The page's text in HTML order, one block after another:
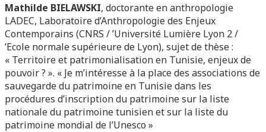
Mathilde BIELAWSKI, doctorante en anthropologie
LADEC, Laboratoire d’Anthropologie des Enjeux
Contemporains (CNRS / ’Université Lumière Lyon 2 /
’Ecole normale supérieure de Lyon), sujet de thèse :
« Territoire et patrimonialisation en Tunisie, enjeux de
pouvoir ? ». « Je m’intéresse à la place des associations de
sauvegarde du patrimoine en Tunisie dans les
procédures d’inscription du patrimoine sur la liste
nationale du patrimoine tunisien et sur la liste du
patrimoine mondial de l’Unesco »